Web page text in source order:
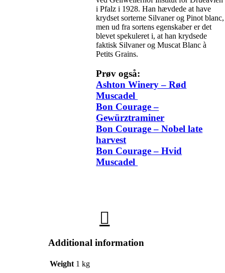
i Pfalz i 1928. Han hævdede at have
krydset sorterne Silvaner og Pinot blanc,
men ud fra sortens egenskaber er det
blevet spekuleret i, at han krydsede
faktisk Silvaner og Muscat Blanc à
Petits Grains.
Prøv også:
Ashton Winery – Rød
Muscadel
Bon Courage –
Gewürztraminer
Bon Courage – Nobel late
harvest
Bon Courage – Hvid
Muscadel
Additional information
Weight 1 kg